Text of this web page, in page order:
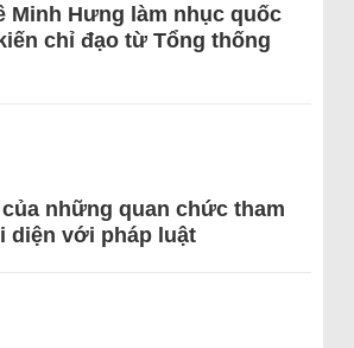
Minh Hưng làm nhục quốc
chỉ đạo từ Tổng thống
những quan chức tham
diện với pháp luật